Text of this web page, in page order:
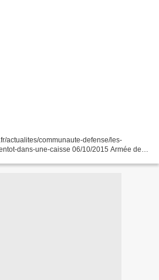
actualites/communaute-defense/les-
dans-une-caisse 06/10/2015 Armée de